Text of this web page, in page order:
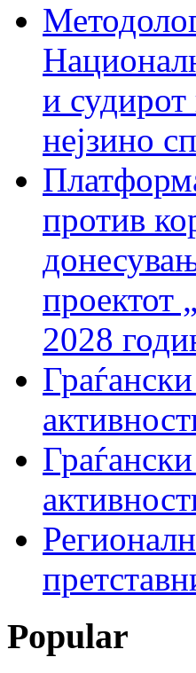
и
нејзино
против
проектот
2028
Popular